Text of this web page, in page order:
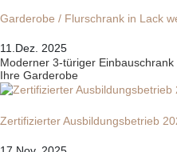
Garderobe / Flurschrank in Lack
11.Dez. 2025
Moderner 3-türiger
Ihre Garderobe
Zertifizierter Ausbildungsbetrieb